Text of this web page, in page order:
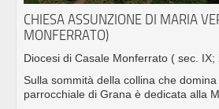
CHIESA ASSUNZIONE DI MARIA
MONFERRATO)
Diocesi di Casale Monferrato ( sec. IX;
Sulla sommità della collina che
parrocchiale di Grana è dedicata alla